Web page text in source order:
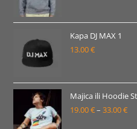
od
Kapa DJ MAX 1
13.00€
Majica ili Hoodie
19.00€– 33.00€